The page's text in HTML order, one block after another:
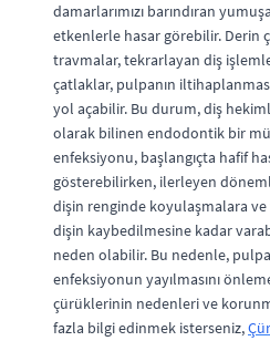
damarlarımızı barındıran
etkenlerle hasar görebilir. Derin
travmalar, tekrarlayan diş
çatlaklar, pulpanın
yol açabilir. Bu durum, diş
olarak bilinen endodontik bir
enfeksiyonu, başlangıçta hafif
gösterebilirken, ilerleyen
dişin renginde koyulaşmalara
dişin kaybedilmesine kadar
neden olabilir. Bu nedenle, pulpa
enfeksiyonun yayılmasını
çürüklerinin nedenleri ve
fazla bilgi edinmek isterseniz,